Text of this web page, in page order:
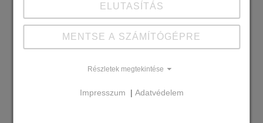
MF 400 körüreges födémpanel
ELUTASÍTÁS
MENTSE A SZÁMÍTÓGÉPRE
Részletek megtekintése
Impresszum | Adatvédelem